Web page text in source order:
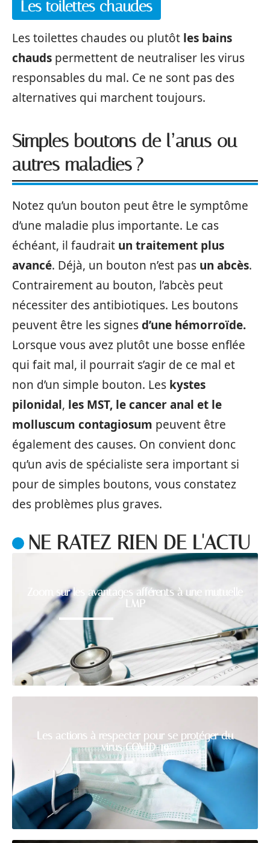
Les toilettes chaudes
Les toilettes chaudes ou plutôt les bains
chauds permettent de neutraliser les virus
responsables du mal. Ce ne sont pas des
alternatives qui marchent toujours.
Simples boutons de l’anus ou
autres maladies ?
Notez qu’un bouton peut être le symptôme
d’une maladie plus importante. Le cas
échéant, il faudrait un traitement plus
avancé. Déjà, un bouton n’est pas un abcès.
Contrairement au bouton, l’abcès peut
nécessiter des antibiotiques. Les boutons
peuvent être les signesd’une hémorroïde.
Lorsque vous avez plutôt une bosse enflée
qui fait mal, il pourrait s’agir de ce mal et
non d’un simple bouton. Les kystes
pilonidal, les MST, le cancer anal et le
molluscum contagiosum peuvent être
également des causes. On convient donc
qu’un avis de spécialiste sera important si
pour de simples boutons, vous constatez
des problèmes plus graves.
NE RATEZ RIEN DE L'ACTU
Zoom sur les avantages afférents à une mutuelle
LMP
Les actions à respecter pour se protéger du
virus COVID-19